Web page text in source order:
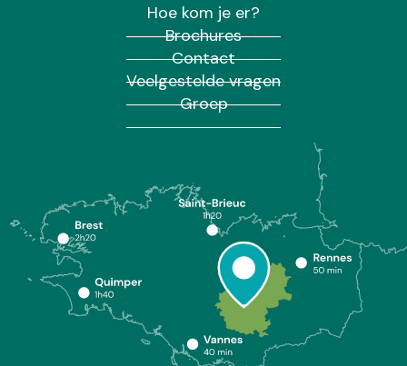
Hoe kom je er?
Brochures
Contact
Veelgestelde vragen
Groep